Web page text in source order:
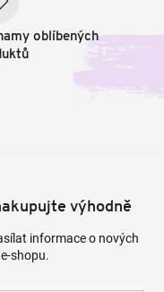
oblíbených
výhodně
informace o nových
shopu.